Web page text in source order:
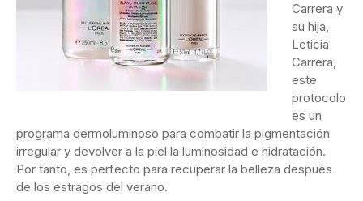
Carrera y
su hija,
Leticia
Carrera,
este
protocolo
es un
programa dermoluminoso para combatir la pigmentación
irregular y devolver a la piel la luminosidad e hidratación.
Por tanto, es perfecto para recuperar la belleza después
de los estragos del verano.